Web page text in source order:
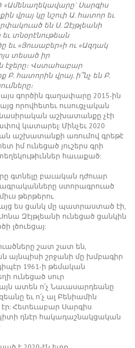
Սարգիս
վրայ կը նշուի Ա. հատոր եւ
են Ս. Զէյթլեանի
տնօրէնութեան
«Յուսաբեր»ի ու «Ազդակ
տեսած իր
Վստահաբար
հատորին վրայ. ի՞նչ են Բ.
գործին գաղափարը 2015-ին
որովհետեւ ուսուցչական
աշխատանքը չէի
կատարել: Մինչեւ 2020
աշխատանքի առումով գրեթէ
իմ ունեցած յուշերս գրի
հաւաքած:
գտնելը բաւական դժուար
ստորագրուած
թերթերու
ես ցանկ մը պատրաստած էի,
Զէյթլեանի ունեցած ցանկին
լծուեցայ:
շատ շատ են,
այնպիսի շրջանի մը խմբագիր
1961-ի թեմական
ունեցած սուր
ատեն ո՛չ Նաւասարդեանը
եւ ո՛չ ալ Բենիամին
Հետեւաբար Սարգիս
պիտի դնէր հակադաշնակցական